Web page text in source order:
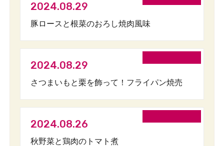
2024.08.29
豚ロースと根菜のおろし焼肉風味
2024.08.29
さつまいもと栗を飾って！フライパン焼売
2024.08.26
秋野菜と鶏肉のトマト煮